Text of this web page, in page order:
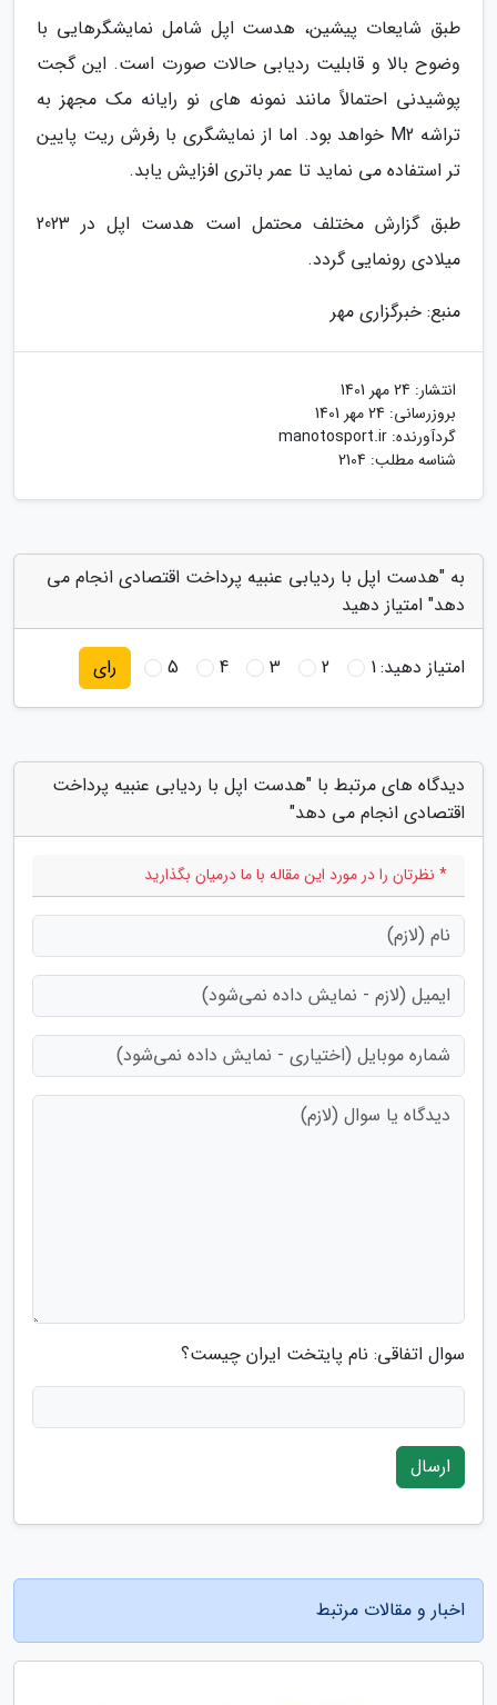
طبق شایعات پیشین، هدست اپل شامل نمایشگرهایی با
وضوح بالا و قابلیت ردیابی حالات صورت است. این گجت
پوشیدنی احتمالاً مانند نمونه های نو رایانه مک مجهز به
تراشه M2 خواهد بود. اما از نمایشگری با رفرش ریت پایین
تر استفاده می نماید تا عمر باتری افزایش یابد.
طبق گزارش مختلف محتمل است هدست اپل در 2023
میلادی رونمایی گردد.
منبع: خبرگزاری مهر
انتشار: 24 مهر 1401
بروزرسانی: 24 مهر 1401
گردآورنده: manotosport.ir
شناسه مطلب: 2104
به "هدست اپل با ردیابی عنبیه پرداخت اقتصادی انجام می
دهد" امتیاز دهید
امتیاز دهید:1
2
3
4
5 رای
دیدگاه های مرتبط با "هدست اپل با ردیابی عنبیه پرداخت
اقتصادی انجام می دهد"
* نظرتان را در مورد این مقاله با ما درمیان بگذارید
سوال اتفاقی: نام پایتخت ایران چیست؟
ارسال
اخبار و مقالات مرتبط